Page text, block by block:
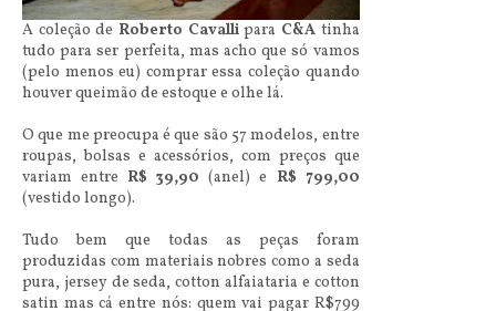
A coleção de Roberto Cavallipara C&Atinha
tudo para ser perfeita, mas acho que só vamos
(pelo menos eu) comprar essa coleção quando
houver queimão de estoque e olhe lá.
O que me preocupa é que são 57 modelos, entre
roupas, bolsas e acessórios, com preços que
variam entre R$ 39,90 (anel) e R$ 799,00
(vestido longo).
Tudo bem que todas as peças foram
produzidas com materiais nobres como a seda
pura, jersey de seda, cotton alfaiataria e cotton
satin mas cá entre nós: quem vai pagar R$799